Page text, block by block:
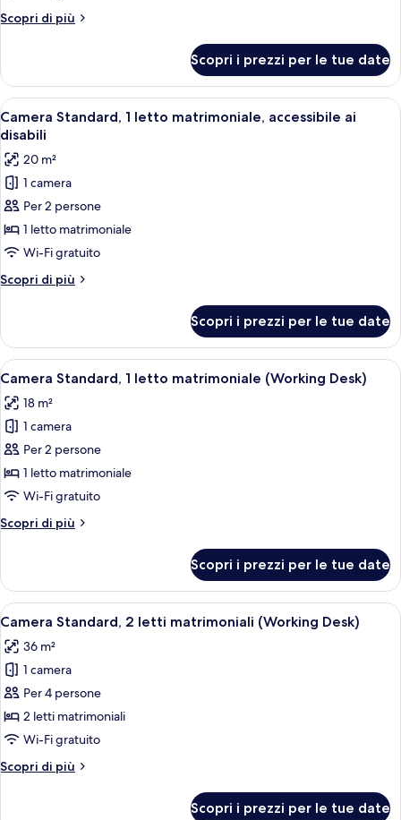
letto
Scopri di più
Altri
Standard,
letto
matrimoniale,
Scopri i prezzi per le tue date
Apri
tutte
le
foto
per
Camera
Standard,
1
letto
matrimoniale,
ai
disabili
Una moderna camera d'albergo con
7
Camera Standard, 1 letto matrimoniale, accessibile ai
disabili
20 m²
1 camera
Per 2 persone
1 letto matrimoniale
Wi-Fi gratuito
Scopri di più
Altri
Standard,
letto
accessibile
ai
Scopri i prezzi per le tue date
Apri
tutte
le
foto
per
Camera
Standard,
letto
Desk)
Una moderna camera d'albergo con
6
Camera Standard, 1 letto matrimoniale (Working Desk)
18 m²
1 camera
Per 2 persone
1 letto matrimoniale
Wi-Fi gratuito
Scopri di più
Altri
Standard,
letto
(Working
Desk)
Scopri i prezzi per le tue date
Apri
tutte
le
foto
per
Camera
Standard,
letti
Camera d'albergo con un letto
6
Camera Standard, 2 letti matrimoniali (Working Desk)
36 m²
1 camera
Per 4 persone
2 letti matrimoniali
Wi-Fi gratuito
Scopri di più
Altri
Scopri i prezzi per le tue date